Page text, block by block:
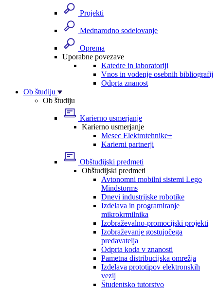
Projekti
Mednarodno sodelovanje
Oprema
Uporabne povezave
Katedre in laboratoriji
Vnos in vodenje osebnih bibliografij
Odprta znanost
Ob študiju
Ob študiju
Karierno usmerjanje
Karierno usmerjanje
Mesec Elektrotehnike+
Karierni partnerji
Obštudijski predmeti
Obštudijski predmeti
Avtonomni mobilni sistemi Lego
Mindstorms
Dnevi industrijske robotike
Izdelava in programiranje
mikrokrmilnika
Izobraževalno-promocijski projekti
Izobraževanje gostujočega
predavatelja
Odprta koda v znanosti
Pametna distribucijska omrežja
Izdelava prototipov elektronskih
vezij
Študentsko tutorstvo